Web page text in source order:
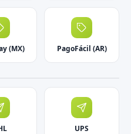
(MX) PagoFácil (AR)
UPS